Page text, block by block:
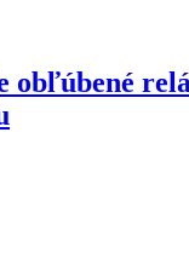
obľúbené